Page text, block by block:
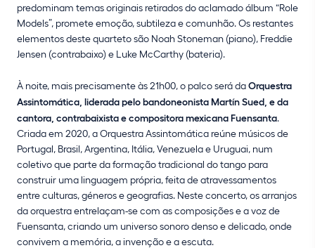
predominam temas originais retirados do aclamado álbum “Role
Models”, promete emoção, subtileza e comunhão. Os restantes
elementos deste quarteto são Noah Stoneman (piano), Freddie
Jensen (contrabaixo) e Luke McCarthy (bateria).
À noite, mais precisamente às 21h00, o palco será daOrquestra
Assintomática, liderada pelo bandoneonista Martín Sued, e da
cantora, contrabaixista e compositora mexicana Fuensanta.
Criada em 2020, a Orquestra Assintomática reúne músicos de
Portugal, Brasil, Argentina, Itália, Venezuela e Uruguai, num
coletivo que parte da formação tradicional do tango para
construir uma linguagem própria, feita de atravessamentos
entre culturas, géneros e geografias. Neste concerto, os arranjos
da orquestra entrelaçam-se com as composições e a voz de
Fuensanta, criando um universo sonoro denso e delicado, onde
convivem a memória, a invenção e a escuta.